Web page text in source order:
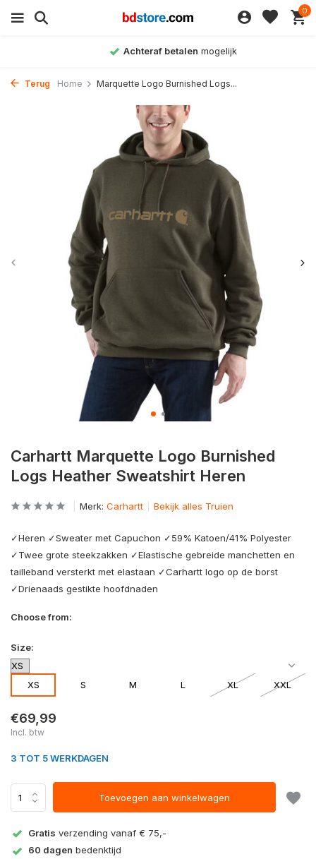
0
Achteraf betalenmogelijk
Terug Home Marquette Logo Burnished Logs...
Carhartt Marquette Logo Burnished
Logs Heather Sweatshirt Heren
Merk: Carhartt Bekijk alles Truien
✓Heren ✓Sweater met Capuchon ✓59% Katoen/41% Polyester
✓Twee grote steekzakken ✓Elastische gebreide manchetten en
tailleband versterkt met elastaan ✓Carhartt logo op de borst
✓Drienaads gestikte hoofdnaden
Choose from:
Size:
XS S M L XL XXL
€69,99
Incl. btw
3 TOT 5 WERKDAGEN
Toevoegen aan winkelwagen
Gratis verzending vanaf € 75,-
60 dagen bedenktijd